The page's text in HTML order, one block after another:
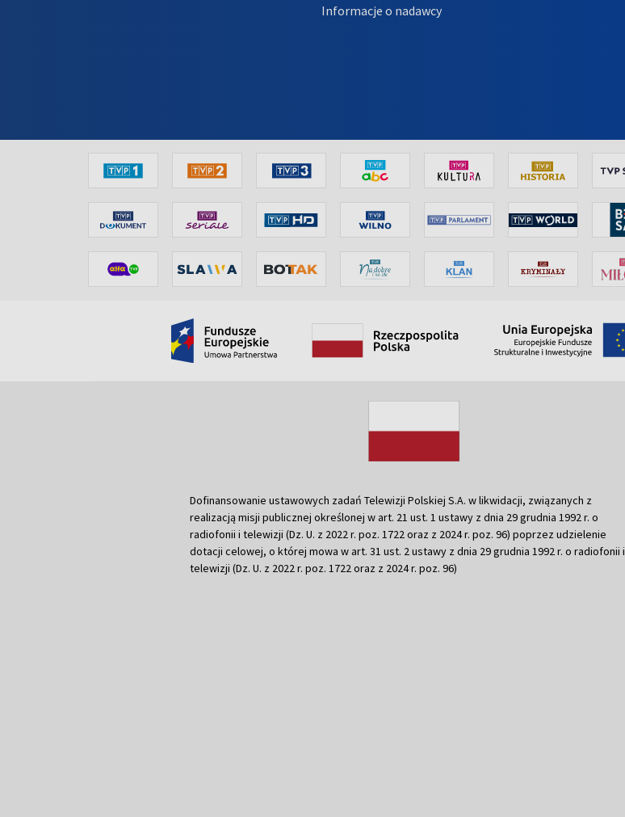
Informacje o nadawcy
Dofinansowanie ustawowych zadań Telewizji Polskiej S.A. w likwidacji, związanych z
realizacją misji publicznej określonej w art. 21 ust. 1 ustawy z dnia 29 grudnia 1992 r. o
radiofonii i telewizji (Dz. U. z 2022 r. poz. 1722 oraz z 2024 r. poz. 96) poprzez udzielenie
dotacji celowej, o której mowa w art. 31 ust. 2 ustawy z dnia 29 grudnia 1992 r. o radiofonii i
telewizji (Dz. U. z 2022 r. poz. 1722 oraz z 2024 r. poz. 96)